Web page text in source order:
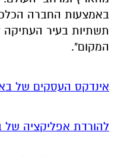
אינדקס העסקים של
בפרסומינו צילום שיש